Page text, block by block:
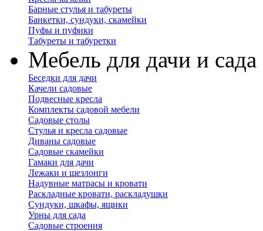
Барные стулья и табуреты
Банкетки, сундуки, скамейки
Пуфы и пуфики
Табуреты и табуретки
Мебель для дачи и сада
Беседки для дачи
Качели садовые
Подвесные кресла
Комплекты садовой мебели
Садовые столы
Стулья и кресла садовые
Диваны садовые
Садовые скамейки
Гамаки для дачи
Лежаки и шезлонги
Надувные матрасы и кровати
Раскладные кровати, раскладушки
Сундуки, шкафы, ящики
Урны для сада
Садовые строения